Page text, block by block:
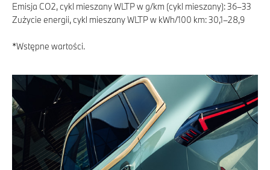
Emisja CO2, cykl mieszany WLTP w g/km (cykl mieszany): 36–33
Zużycie energii, cykl mieszany WLTP w kWh/100 km: 30,1–28,9
*Wstępne wartości.